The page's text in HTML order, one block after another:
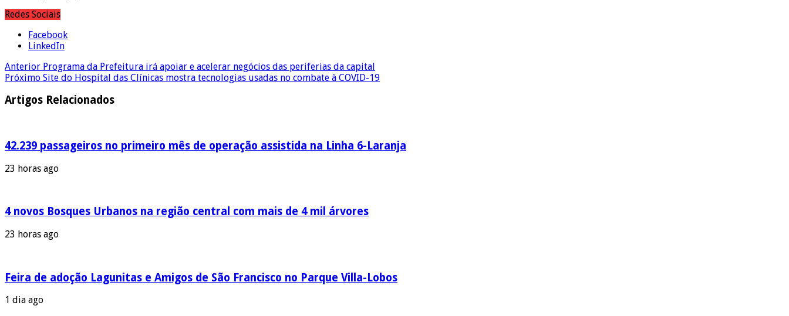
Redes Sociais
Facebook
LinkedIn
Anterior Programa da Prefeitura irá apoiar e acelerar negócios das periferias da capital
Próximo Site do Hospital das Clínicas mostra tecnologias usadas no combate à COVID-19
Artigos Relacionados
42.239 passageiros no primeiro mês de operação assistida na Linha 6-Laranja
23 horas ago
4 novos Bosques Urbanos na região central com mais de 4 mil árvores
23 horas ago
Feira de adoção Lagunitas e Amigos de São Francisco no Parque Villa-Lobos
1 dia ago